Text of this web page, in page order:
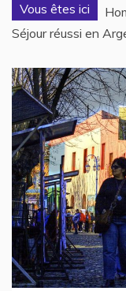
Vous êtes ici
Séjour réussi en